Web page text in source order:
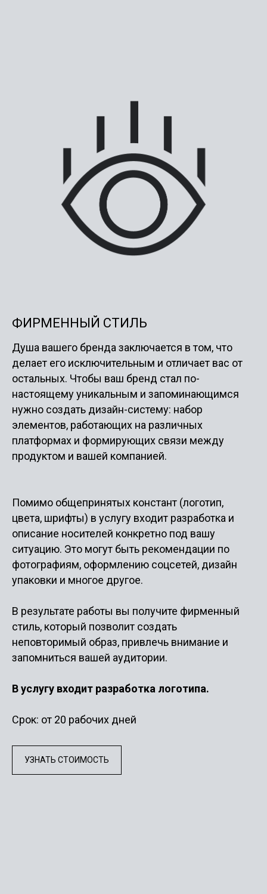
ФИРМЕННЫЙ СТИЛЬ
Душа вашего бренда заключается в том, что
делает его исключительным и отличает вас от
остальных. Чтобы ваш бренд стал по-
настоящему уникальным и запоминающимся
нужно создать дизайн-систему: набор
элементов, работающих на различных
платформах и формирующих связи между
продуктом и вашей компанией.
Помимо общепринятых констант (логотип,
цвета, шрифты) в услугу входит разработка и
описание носителей конкретно под вашу
ситуацию. Это могут быть рекомендации по
фотографиям, оформлению соцсетей, дизайн
упаковки и многое другое.
В результате работы вы получите фирменный
стиль, который позволит создать
неповторимый образ, привлечь внимание и
запомниться вашей аудитории.
В услугу входит разработка логотипа.
Срок: от 20 рабочих дней
УЗНАТЬ СТОИМОСТЬ